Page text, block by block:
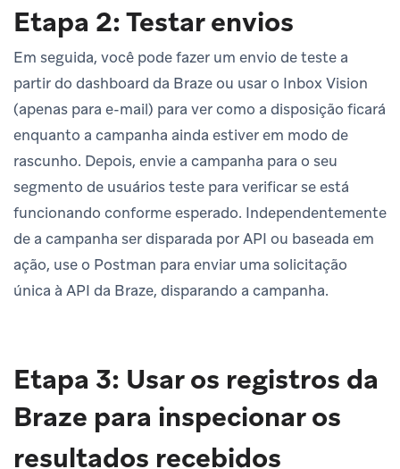
Etapa 2: Testar envios
Em seguida, você pode fazer um envio de teste a
partir do dashboard da Braze ou usar o Inbox Vision
(apenas para e-mail) para ver como a disposição ficará
enquanto a campanha ainda estiver em modo de
rascunho. Depois, envie a campanha para o seu
segmento de usuários teste para verificar se está
funcionando conforme esperado. Independentemente
de a campanha ser disparada por API ou baseada em
ação, use o Postman para enviar uma solicitação
única à API da Braze, disparando a campanha.
Etapa 3: Usar os registros da
Braze para inspecionar os
resultados recebidos